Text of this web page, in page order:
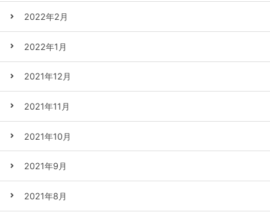
2022年2月
2022年1月
2021年12月
2021年11月
2021年10月
2021年9月
2021年8月